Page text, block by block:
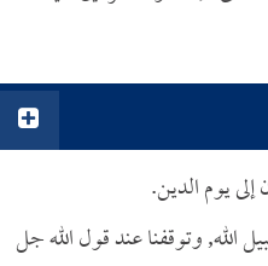
يوم الدين.
الله, وتوقفنا عند قول الله جل